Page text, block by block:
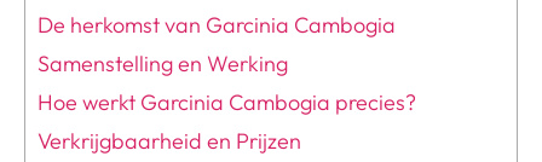
De herkomst van Garcinia Cambogia
Samenstelling en Werking
Hoe werkt Garcinia Cambogia precies?
Verkrijgbaarheid en Prijzen